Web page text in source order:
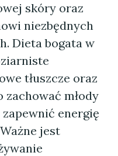
skóry oraz
niezbędnych
Dieta bogata w
tłuszcze oraz
zachować młody
energię
jest